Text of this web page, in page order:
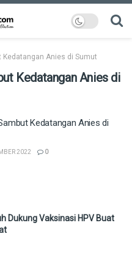
Kedatangan Anies di Sumut
Kedatangan Anies di
Kedatangan Anies di
2022 0
Dukung Vaksinasi HPV Buat